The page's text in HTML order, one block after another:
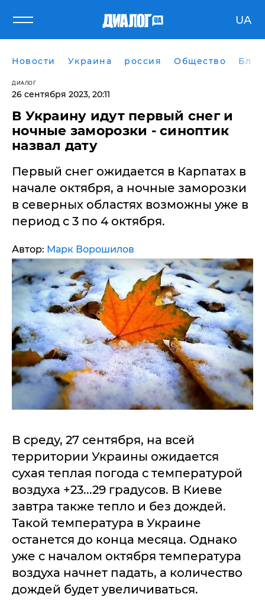
UA
Новости Украина россия Общество
ДИАЛОГ
26 сентября 2023, 20:11
В Украину идут первый снег и
ночные заморозки - синоптик
назвал дату
Первый снег ожидается в Карпатах в
начале октября, а ночные заморозки
в северных областях возможны уже в
период с 3 по 4 октября.
Автор: Марк Ворошилов
В среду, 27 сентября, на всей
территории Украины ожидается
сухая теплая погода с температурой
воздуха +23...29 градусов. В Киеве
завтра также тепло и без дождей.
Такой температура в Украине
останется до конца месяца. Однако
уже с началом октября температура
воздуха начнет падать, а количество
дождей будет увеличиваться.